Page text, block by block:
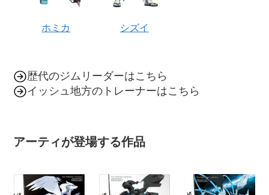
ホミカ シズイ
歴代のジムリーダーはこちら
イッシュ地方のトレーナーはこちら
アーティが登場する作品